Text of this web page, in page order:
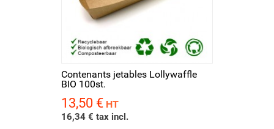
Contenants jetables Lollywaffle
BIO 100st.
Prix
13,50 € HT
16,34 € tax incl.